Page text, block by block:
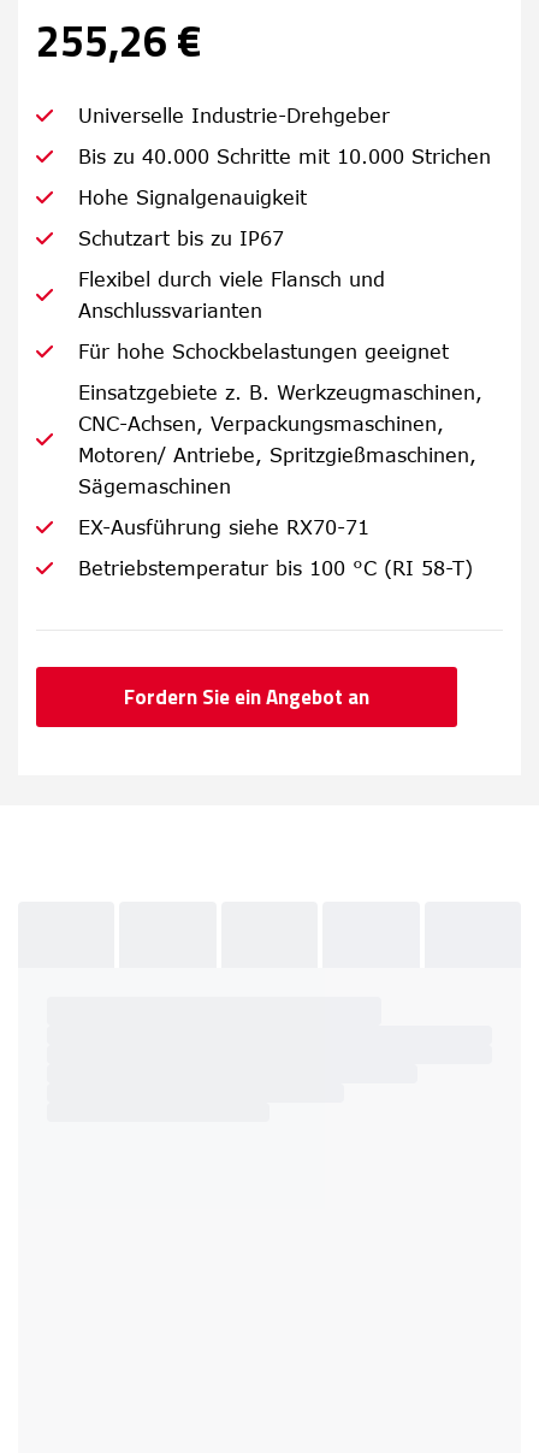
255,26 €
Universelle Industrie-Drehgeber
Bis zu 40.000 Schritte mit 10.000 Strichen
Hohe Signalgenauigkeit
Schutzart bis zu IP67
Flexibel durch viele Flansch und
Anschlussvarianten
Für hohe Schockbelastungen geeignet
Einsatzgebiete z. B. Werkzeugmaschinen,
CNC-Achsen, Verpackungsmaschinen,
Motoren/ Antriebe, Spritzgießmaschinen,
Sägemaschinen
EX-Ausführung siehe RX70-71
Betriebstemperatur bis 100 °C (RI 58-T)
Fordern Sie ein Angebot an